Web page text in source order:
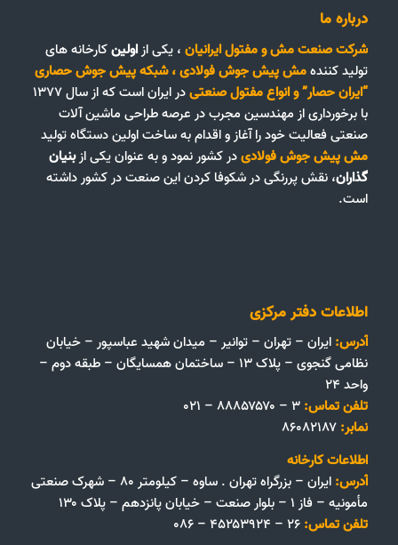
درباره ما
شرکت صنعت مش و مفتول ایرانیان، یکی ازاولینکارخانه های
تولید کنندهمش پیش جوش فولادی،شبکه پیش جوش حصاری
“ایران حصار”وانواع مفتول صنعتی
در ایران است که از سال ۱۳۷۷
با برخورداری از مهندسین مجرب در عرصه طراحی ماشین آلات
صنعتی فعالیت خود را آغاز و اقدام به ساخت اولین دستگاه تولید
مش پیش جوش فولادیدر کشور نمود و به عنوان یکی ازبنیان
گذاران، نقش پررنگی در شکوفا کردن این صنعت در کشور داشته
است.
اطلاعات دفتر مرکزی
آدرس: ایران – تهران – توانیر – میدان شهید عباسپور – خیابان
نظامی گنجوی – پلاک ۱۳ – ساختمان همسایگان – طبقه دوم –
واحد ۲۴
تلفن تماس:
نمابر:
اطلاعات کارخانه
آدرس:
ایران – بزرگراه تهران . ساوه – کیلومتر ۸۰ – شهرک صنعتی
مأمونیه – فاز ۱ – بلوار صنعت – خیابان پانزدهم – پلاک ۱۳۰
تلفن تماس: